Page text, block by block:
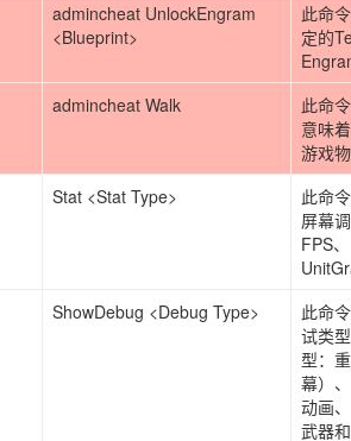
admincheat UnlockEngram
<Blueprint>
此命
定的
admincheat Walk
此命
意味
游戏
Stat <Stat Type>
此命
屏幕
FPS
ShowDebug <Debug Type>
此命
试类
型：
幕）
动画
武器